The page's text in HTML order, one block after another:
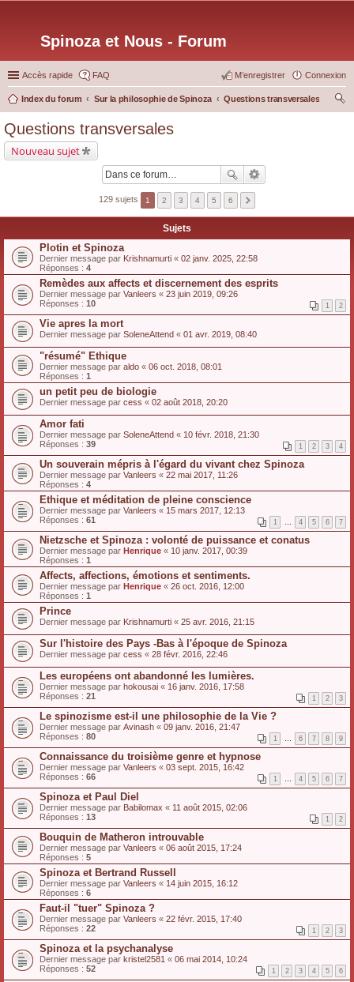
Spinoza et Nous - Forum
Accès rapide FAQ Connexion
M’enregistrer
Index du forum Sur la philosophie de Spinoza
Questions transversales
Questions transversales
Nouveau sujet
129 sujets 1 2 3 4 5 6
Sujets
Plotin et Spinoza
Dernier message par Krishnamurti « 02 janv. 2025, 22:58
Réponses : 4
Remèdes aux affects et discernement des esprits
Dernier message par Vanleers « 23 juin 2019, 09:26
Réponses : 10 1 2
Vie apres la mort
Dernier message par SoleneAttend « 01 avr. 2019, 08:40
"résumé" Ethique
Dernier message par aldo « 06 oct. 2018, 08:01
Réponses : 1
un petit peu de biologie
Dernier message par cess « 02 août 2018, 20:20
Amor fati
Dernier message par SoleneAttend « 10 févr. 2018, 21:30
Réponses : 39 1 2 3 4
Un souverain mépris à l'égard du vivant chez Spinoza
Dernier message par Vanleers « 22 mai 2017, 11:26
Réponses : 4
Ethique et méditation de pleine conscience
Dernier message par Vanleers « 15 mars 2017, 12:13
Réponses : 61 1 … 4 5 6 7
Nietzsche et Spinoza : volonté de puissance et conatus
Dernier message par Henrique « 10 janv. 2017, 00:39
Réponses : 1
Affects, affections, émotions et sentiments.
Dernier message par Henrique « 26 oct. 2016, 12:00
Réponses : 1
Prince
Dernier message par Krishnamurti « 25 avr. 2016, 21:15
Sur l'histoire des Pays -Bas à l'époque de Spinoza
Dernier message par cess « 28 févr. 2016, 22:46
Les européens ont abandonné les lumières.
Dernier message par hokousai « 16 janv. 2016, 17:58
Réponses : 21 1 2 3
Le spinozisme est-il une philosophie de la Vie ?
Dernier message par Avinash « 09 janv. 2016, 21:47
Réponses : 80 1 … 6 7 8 9
Connaissance du troisième genre et hypnose
Dernier message par Vanleers « 03 sept. 2015, 16:42
Réponses : 66 1 … 4 5 6 7
Spinoza et Paul Diel
Dernier message par Babilomax « 11 août 2015, 02:06
Réponses : 13 1 2
Bouquin de Matheron introuvable
Dernier message par Vanleers « 06 août 2015, 17:24
Réponses : 5
Spinoza et Bertrand Russell
Dernier message par Vanleers « 14 juin 2015, 16:12
Réponses : 6
Faut-il "tuer" Spinoza ?
Dernier message par Vanleers « 22 févr. 2015, 17:40
Réponses : 22 1 2 3
Spinoza et la psychanalyse
Dernier message par kristel2581 « 06 mai 2014, 10:24
Réponses : 52 1 2 3 4 5 6